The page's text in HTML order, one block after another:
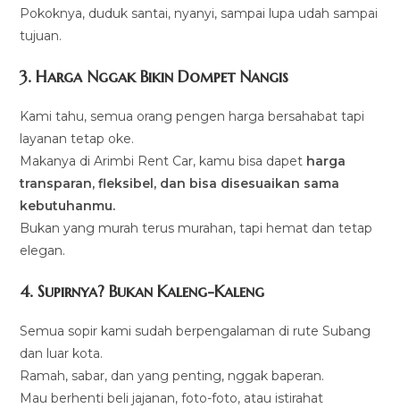
Pokoknya, duduk santai, nyanyi, sampai lupa udah sampai
tujuan.
3. Harga Nggak Bikin Dompet Nangis
Kami tahu, semua orang pengen harga bersahabat tapi
layanan tetap oke.
Makanya di Arimbi Rent Car, kamu bisa dapet harga
transparan, fleksibel, dan bisa disesuaikan sama
kebutuhanmu.
Bukan yang murah terus murahan, tapi hemat dan tetap
elegan.
4. Supirnya? Bukan Kaleng-Kaleng
Semua sopir kami sudah berpengalaman di rute Subang
dan luar kota.
Ramah, sabar, dan yang penting, nggak baperan.
Mau berhenti beli jajanan, foto-foto, atau istirahat